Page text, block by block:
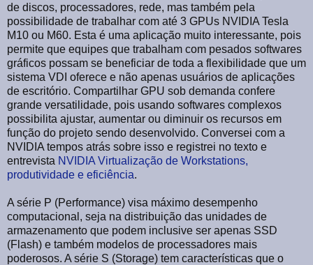
de discos, processadores, rede, mas também pela
possibilidade de trabalhar com até 3 GPUs NVIDIA Tesla
M10 ou M60. Esta é uma aplicação muito interessante, pois
permite que equipes que trabalham com pesados softwares
gráficos possam se beneficiar de toda a flexibilidade que um
sistema VDI oferece e não apenas usuários de aplicações
de escritório. Compartilhar GPU sob demanda confere
grande versatilidade, pois usando softwares complexos
possibilita ajustar, aumentar ou diminuir os recursos em
função do projeto sendo desenvolvido. Conversei com a
NVIDIA tempos atrás sobre isso e registrei no texto e
entrevista NVIDIA Virtualização de Workstations,
produtividade e eficiência.
A série P (Performance) visa máximo desempenho
computacional, seja na distribuição das unidades de
armazenamento que podem inclusive ser apenas SSD
(Flash) e também modelos de processadores mais
poderosos. A série S (Storage) tem características que o